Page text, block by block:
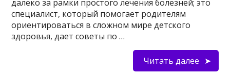
далеко за рамки простого лечения болезней; это
специалист, который помогает родителям
ориентироваться в сложном мире детского
здоровья, дает советы по …
Читать далее